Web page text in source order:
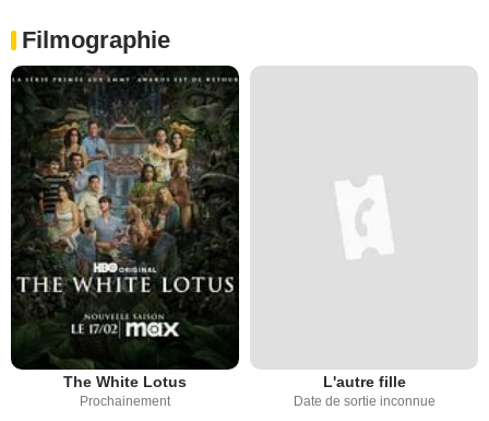
Filmographie
The White Lotus
Prochainement
L'autre fille
Date de sortie inconnue